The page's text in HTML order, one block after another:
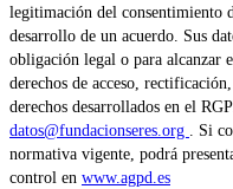
legitimación del consentimiento
desarrollo de un acuerdo. Sus
obligación legal o para alcanzar
derechos de acceso,
derechos desarrollados en el
datos@fundacionseres.org . Si
normativa vigente, podrá
control en www.agpd.es